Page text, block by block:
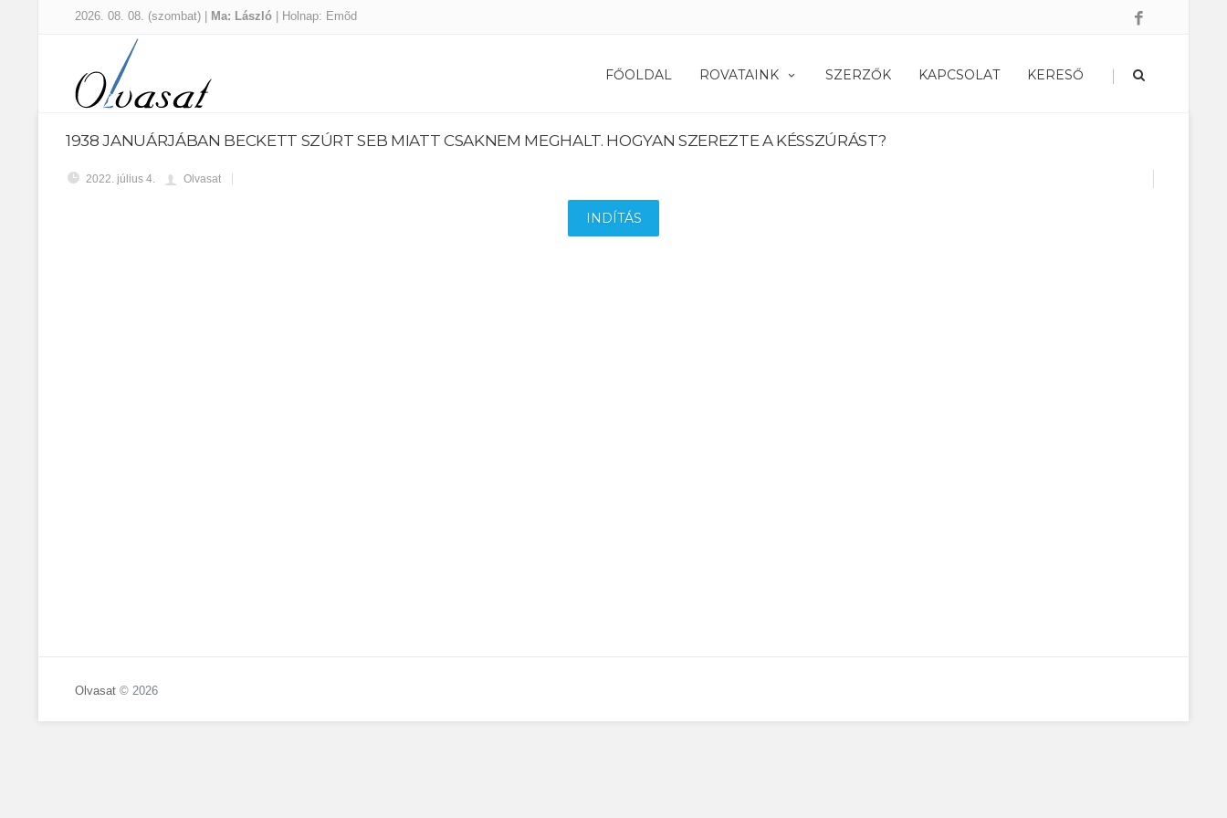
2026. 08. 08. (szombat) | Ma: László | Holnap: Emõd
FŐOLDAL ROVATAINK SZERZŐK KAPCSOLAT KERESŐ |
1938 JANUÁRJÁBAN BECKETT SZÚRT SEB MIATT CSAKNEM MEGHALT. HOGYAN SZEREZTE A KÉSSZÚRÁST?
2022. július 4. Olvasat
INDÍTÁS
Olvasat © 2026